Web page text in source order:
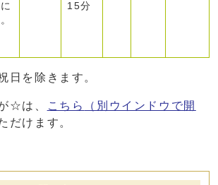
15分
を除きます。
☆は、 こちら
（別ウインドウで開
だけます。